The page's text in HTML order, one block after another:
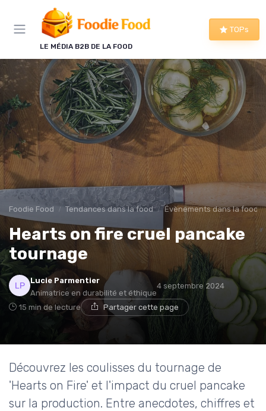
LE MÉDIA B2B DE LA FOOD
TOPs
Foodie Food Tendances dans la food Évènements dans la food
Hearts on fire cruel pancake
tournage
Lucie Parmentier
Animatrice en durabilité et éthique
4 septembre 2024
15 min de lecture Partager cette page
Découvrez les coulisses du tournage de
'Hearts on Fire' et l'impact du cruel pancake
sur la production. Entre anecdotes, chiffres et
Panneau de gestion des cookies